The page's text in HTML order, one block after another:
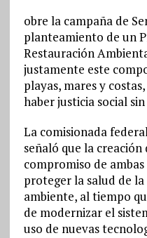
obre la campaña de
planteamiento de un
Restauración
justamente este
playas, mares y
haber justicia social
La comisionada
señaló que la
compromiso de
proteger la salud de
ambiente, al tiempo
de modernizar el
uso de nuevas